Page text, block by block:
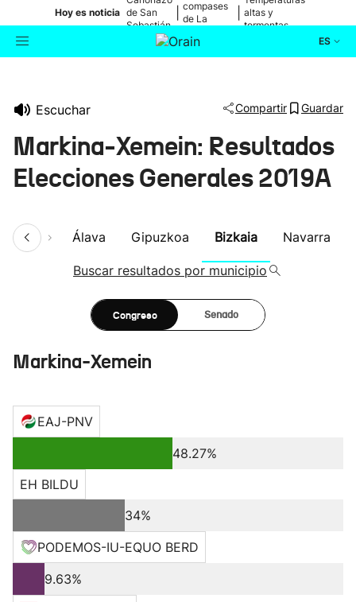
Hoy es noticia de San
Sebastián
compases
de La
altas y
tormentas
ES
Escuchar Compartir Guardar
Markina-Xemein: Resultados
Elecciones Generales 2019A
Álava Gipuzkoa Bizkaia Navarra
Buscar resultados por municipio
Congreso Senado
Markina-Xemein
EAJ-PNV
48.27%
EH BILDU
34%
PODEMOS-IU-EQUO BERD
9.63%